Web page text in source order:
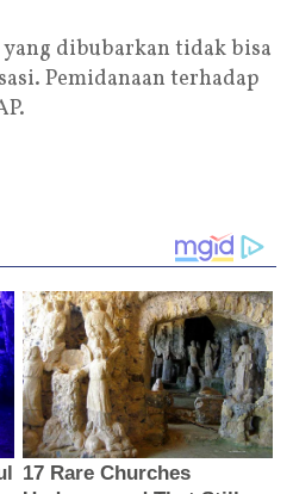
dibubarkan tidak bisa
Pemidanaan terhadap